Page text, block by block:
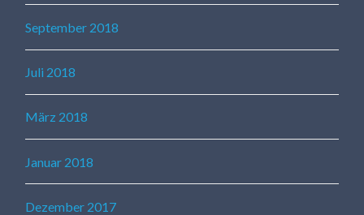
September 2018
Juli 2018
März 2018
Januar 2018
Dezember 2017